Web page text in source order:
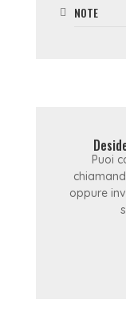
NOTE
Puoi
oppure